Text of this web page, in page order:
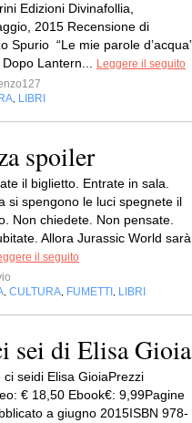
Edizioni Divinafollia,
2015 Recensione di
Spurio “Le mie parole
Lantern...
Leggere il seguito
LIBRI
spoiler
il biglietto. Entrate in sala.
si spengono le luci spegnete il
Non chiedete. Non pensate.
Allora Jurassic World sarà
il seguito
CULTURA FUMETTI LIBRI
sei di Elisa Gioia
ci seidi Elisa GioiaPrezzi
€ 18,50 Ebook€: 9,99Pagine
a giugno 2015ISBN 978-